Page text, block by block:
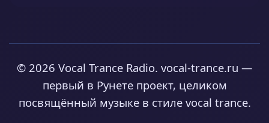
© 2026 Vocal Trance Radio. vocal-trance.ru —
первый в Рунете проект, целиком
посвящённый музыке в стиле vocal trance.